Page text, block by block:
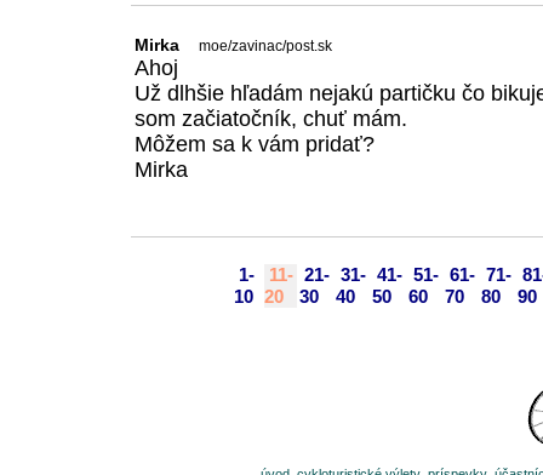
Mirka moe/zavinac/post.sk
Ahoj
Už dlhšie hľadám nejakú partičku čo
som začiatočník, chuť mám.
Môžem sa k vám pridať?
Mirka
1-
10
11-
20
21-
30
31-
40
41-
50
51-
60
61-
70
71-
80
90